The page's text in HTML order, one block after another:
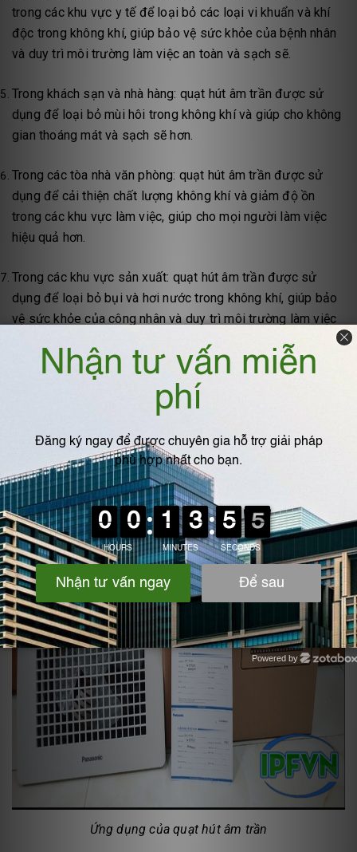
trong các khu vực y tế để loại bỏ các loại vi khuẩn và khí
độc trong không khí, giúp bảo vệ sức khỏe của bệnh nhân
và duy trì môi trường làm việc an toàn và sạch sẽ.
Trong khách sạn và nhà hàng: quạt hút âm trần được sử
dụng để loại bỏ mùi hôi trong không khí và giúp cho không
gian thoáng mát và sạch sẽ hơn.
Trong các tòa nhà văn phòng: quạt hút âm trần được sử
dụng để cải thiện chất lượng không khí và giảm độ ồn
trong các khu vực làm việc, giúp cho mọi người làm việc
hiệu quả hơn.
Trong các khu vực sản xuất: quạt hút âm trần được sử
dụng để loại bỏ bụi và hơi nước trong không khí, giúp bảo
vệ sức khỏe của công nhân và duy trì môi trường làm việc
Ứng dụng của quạt hút âm trần
Powered by
Zotabox